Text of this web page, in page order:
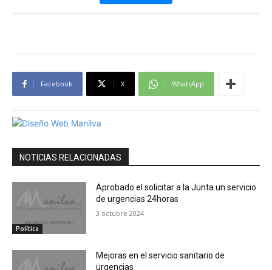
Facebook X WhatsApp
NOTICIAS RELACIONADAS
Política
Aprobado el solicitar a la Junta un servicio
de urgencias 24horas
3 octubre 2024
Mejoras en el servicio sanitario de
urgencias